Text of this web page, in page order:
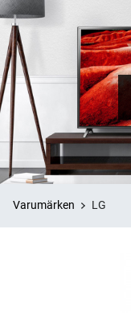
Varumärken LG